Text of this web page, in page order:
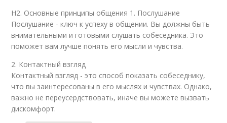
H2. Основные принципы общения 1. Послушание
Послушание - ключ к успеху в общении. Вы должны быть
внимательными и готовыми слушать собеседника. Это
поможет вам лучше понять его мысли и чувства.
2. Контактный взгляд
Контактный взгляд - это способ показать собеседнику,
что вы заинтересованы в его мыслях и чувствах. Однако,
важно не переусердствовать, иначе вы можете вызвать
дискомфорт.